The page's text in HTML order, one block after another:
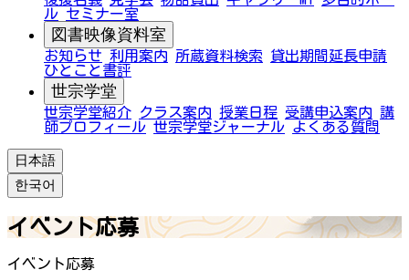
ル セミナー室
図書映像資料室
お知らせ 利用案内 所蔵資料検索
貸出期間延長申請
ひとこと書評
世宗学堂
世宗学堂紹介 クラス案内 授業日程 受講申込案内 講
師プロフィール 世宗学堂ジャーナル よくある質問
日本語
한국어
イベント応募
イベント応募